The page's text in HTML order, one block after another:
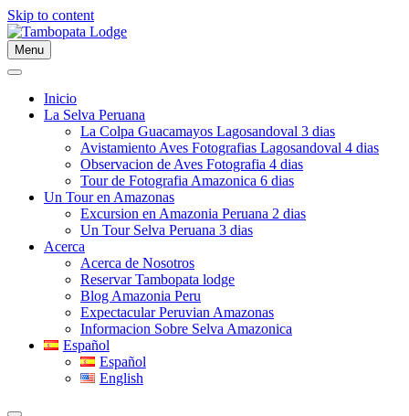
Skip to content
Menu
Inicio
La Selva Peruana
La Colpa Guacamayos Lagosandoval 3 dias
Avistamiento Aves Fotografias Lagosandoval 4 dias
Observacion de Aves Fotografia 4 dias
Tour de Fotografia Amazonica 6 dias
Un Tour en Amazonas
Excursion en Amazonia Peruana 2 dias
Un Tour Selva Peruana 3 dias
Acerca
Acerca de Nosotros
Reservar Tambopata lodge
Blog Amazonia Peru
Expectacular Peruvian Amazonas
Informacion Sobre Selva Amazonica
Español
Español
English